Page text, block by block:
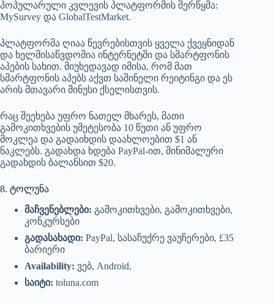
პოპულარული კვლევის პლატფორმის შერწყმა:
MySurvey და GlobalTestMarket.
პლატფორმა ღიაა წევრებისთვის ყველა ქვეყნიდან
და ხელმისაწვდომია ინტერნეტში და სმარტფონის
აპების სახით. მიუხედავად იმისა, რომ მათ
სმარტფონის აპებს აქვთ საშინელი რეიტინგი და ეს
არის მთავარი მინუსი ქსელისთვის.
რაც შეეხება უფრო ნათელ მხარეს, მათი
გამოკითხვების უმეტესობა 10 წუთი ან უფრო
მოკლეა და გადაიხდის დაახლოებით $1 ან
ნაკლებს. გადახდა ხდება PayPal-ით, მინიმალური
გადახდის ბალანსით $20.
8. ტოლუნა
მაჩვენებლები: გამოკითხვები, გამოკითხვები,
კონკურსები
გადასახადი: PayPal, სასაჩუქრე ვაუჩერები, £35
ბარიერი
Availability: ვებ, Android,
საიტი: toluna.com